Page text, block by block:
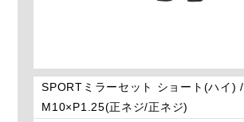
SPORTミラーセット ショート(ハイ) /
M10×P1.25(正ネジ/正ネジ)